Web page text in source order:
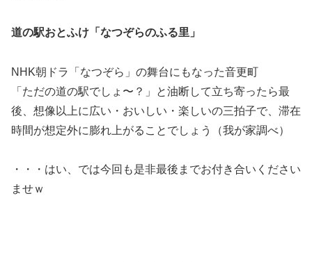
道の駅おとふけ「なつぞらのふる里」
NHK朝ドラ「なつぞら」の舞台にもなった音更町
「ただの道の駅でしょ〜？」と油断して立ち寄ったら最
後、想像以上に広い・おいしい・楽しいの三拍子で、滞在
時間が想定外に膨れ上がることでしょう（我が家調べ）
・・・はい、では今回も是非最後までお付き合いください
ませｗ